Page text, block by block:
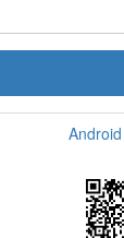
Android